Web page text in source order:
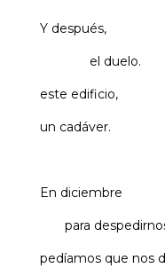
Y después,
el duelo.
este edificio,
un cadáver.
En diciembre
para
pedíamos que nos